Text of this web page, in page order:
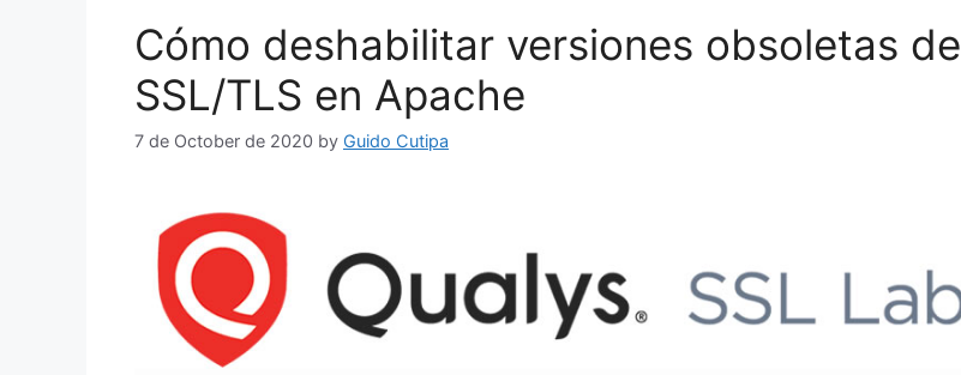
Cómo deshabilitar versiones obsoletas de
SSL/TLS en Apache
7 de October de 2020 by Guido Cutipa